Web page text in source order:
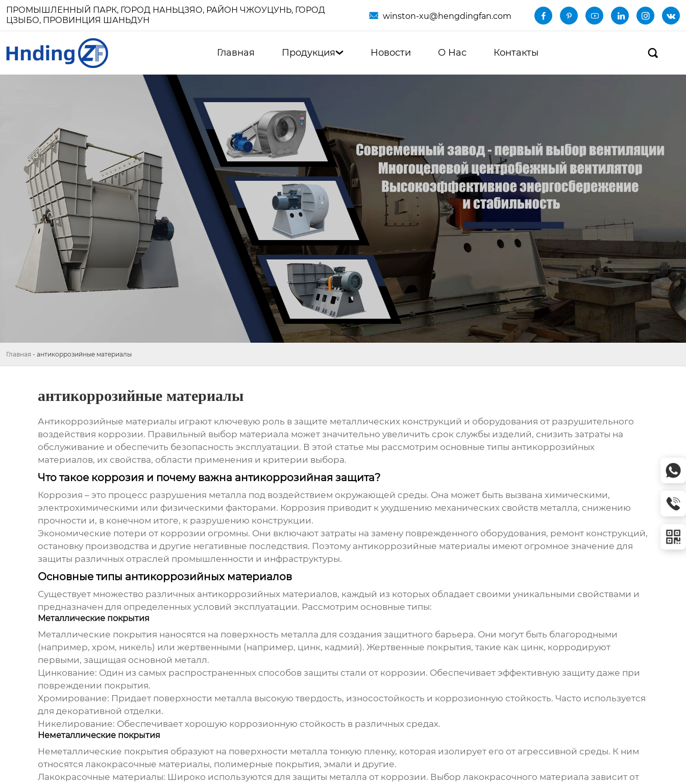
ПРОМЫШЛЕННЫЙ ПАРК, ГОРОД НАНЬЦЗЯО, РАЙОН ЧЖОУЦУНЬ, ГОРОД
ЦЗЫБО, ПРОВИНЦИЯ ШАНЬДУН
 winston-xu@hengdingfan.com      
Главная Продукция Новости О Нас Контакты 
Главная - антикоррозийные материалы
антикоррозийные материалы
Антикоррозийные материалы играют ключевую роль в защите металлических конструкций и оборудования от разрушительного
воздействия коррозии. Правильный выбор материала может значительно увеличить срок службы изделий, снизить затраты на
обслуживание и обеспечить безопасность эксплуатации. В этой статье мы рассмотрим основные типы антикоррозийных
материалов, их свойства, области применения и критерии выбора.
Что такое коррозия и почему важна антикоррозийная защита?
Коррозия – это процесс разрушения металла под воздействием окружающей среды. Она может быть вызвана химическими,
электрохимическими или физическими факторами. Коррозия приводит к ухудшению механических свойств металла, снижению
прочности и, в конечном итоге, к разрушению конструкции.
Экономические потери от коррозии огромны. Они включают затраты на замену поврежденного оборудования, ремонт конструкций,
остановку производства и другие негативные последствия. Поэтому антикоррозийные материалы имеют огромное значение для
защиты различных отраслей промышленности и инфраструктуры.
Основные типы антикоррозийных материалов
Существует множество различных антикоррозийных материалов, каждый из которых обладает своими уникальными свойствами и
предназначен для определенных условий эксплуатации. Рассмотрим основные типы:
Металлические покрытия
Металлические покрытия наносятся на поверхность металла для создания защитного барьера. Они могут быть благородными
(например, хром, никель) или жертвенными (например, цинк, кадмий). Жертвенные покрытия, такие как цинк, корродируют
первыми, защищая основной металл.
Цинкование: Один из самых распространенных способов защиты стали от коррозии. Обеспечивает эффективную защиту даже при
повреждении покрытия.
Хромирование: Придает поверхности металла высокую твердость, износостойкость и коррозионную стойкость. Часто используется
для декоративной отделки.
Никелирование: Обеспечивает хорошую коррозионную стойкость в различных средах.
Неметаллические покрытия
Неметаллические покрытия образуют на поверхности металла тонкую пленку, которая изолирует его от агрессивной среды. К ним
относятся лакокрасочные материалы, полимерные покрытия, эмали и другие.
Лакокрасочные материалы: Широко используются для защиты металла от коррозии. Выбор лакокрасочного материала зависит от